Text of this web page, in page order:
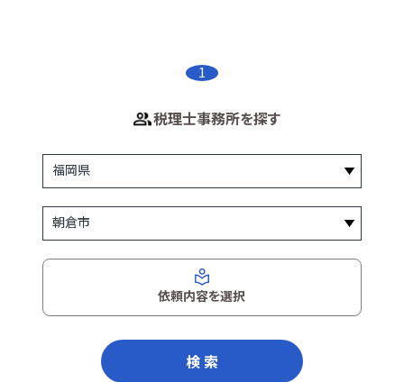
1
税理士事務所を探す
依頼内容を選択
検 索